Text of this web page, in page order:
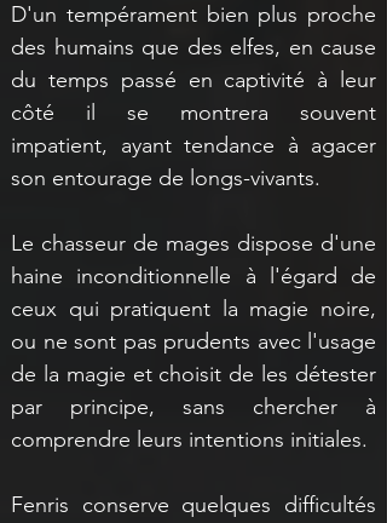
D'un tempérament bien plus proche
des humains que des elfes, en cause
du temps passé en captivité à leur
côté il se montrera souvent
impatient, ayant tendance à agacer
son entourage de longs-vivants.
Le chasseur de mages dispose d'une
haine inconditionnelle à l'égard de
ceux qui pratiquent la magie noire,
ou ne sont pas prudents avec l'usage
de la magie et choisit de les détester
par principe, sans chercher à
comprendre leurs intentions initiales.
Fenris conserve quelques difficultés